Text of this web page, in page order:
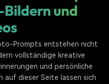
und
Prompts entstehen nicht
vollständige kreative
und persönliche
auf dieser Seite lassen sich